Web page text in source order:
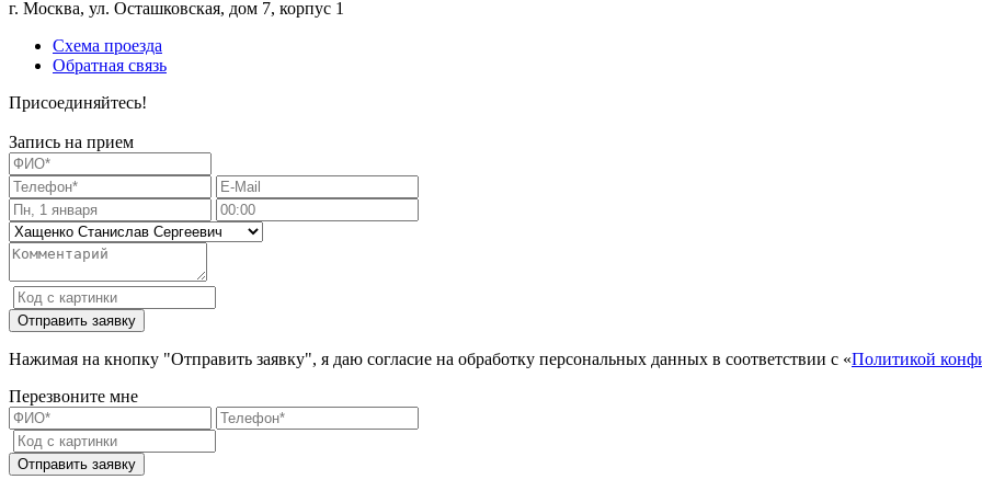
г. Москва, ул. Осташковская, дом 7, корпус 1
Схема проезда
Обратная связь
Присоединяйтесь!
Запись на прием
Нажимая на кнопку "Отправить заявку", я даю согласие на обработку персональных данных в соответствии с «Политикой
Перезвоните мне